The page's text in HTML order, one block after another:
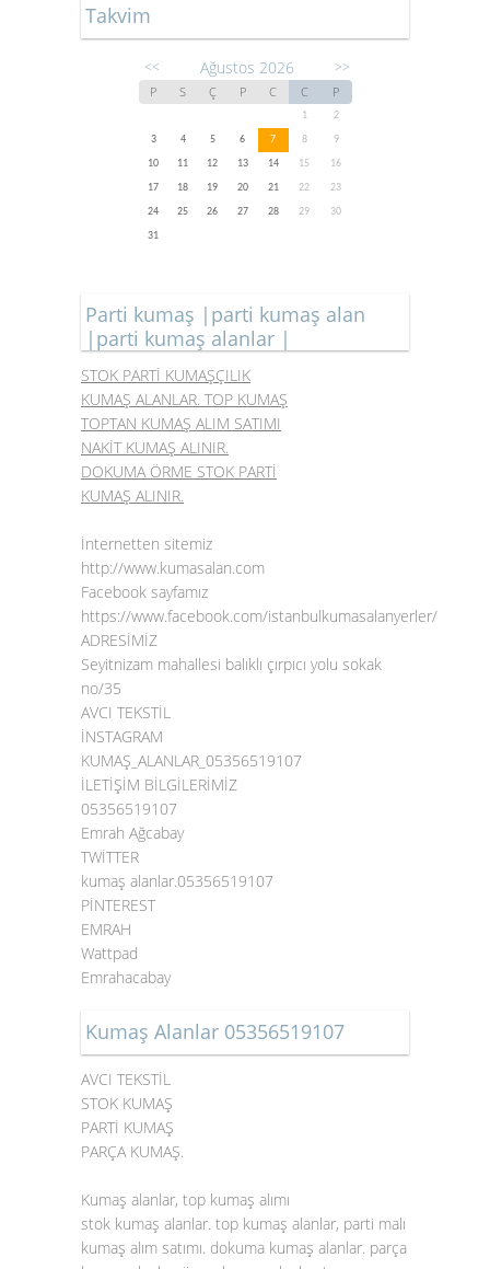
Takvim
<< Ağustos 2026 >>
P S Ç P C C P
1
2
3
4 5 6 7 8
9
10
11 12 13 14 15
16
17
18 19 20 21 22
23
24
25 26 27 28 29
30
31
Parti kumaş |parti kumaş alan
|parti kumaş alanlar |
STOK PARTİ KUMAŞÇILIK
KUMAŞ ALANLAR. TOP KUMAŞ
TOPTAN KUMAŞ ALIM SATIMI
NAKİT KUMAŞ ALINIR.
DOKUMA ÖRME STOK PARTİ
KUMAŞ ALINIR.
İnternetten sitemiz
http://www.kumasalan.com
Facebook sayfamız
https://www.facebook.com/istanbulkumasalanyerler/
ADRESİMİZ
Seyitnizam mahallesi balıklı çırpıcı yolu sokak
no/35
AVCI TEKSTİL
İNSTAGRAM
KUMAŞ_ALANLAR_05356519107
İLETİŞİM BİLGİLERİMİZ
05356519107
Emrah Ağcabay
TWİTTER
kumaş alanlar.05356519107
PİNTEREST
EMRAH
Wattpad
Emrahacabay
Kumaş Alanlar 05356519107
AVCI TEKSTİL
STOK KUMAŞ
PARTİ KUMAŞ
PARÇA KUMAŞ.
Kumaş alanlar, top kumaş alımı
stok kumaş alanlar. top kumaş alanlar, parti malı
kumaş alım satımı. dokuma kumaş alanlar. parça